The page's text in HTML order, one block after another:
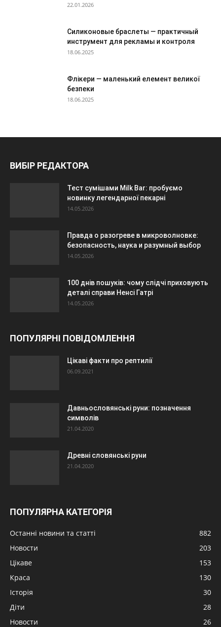
22.01.2026
Силиконовые браслеты — практичный
инструмент для рекламы и контроля
18.06.2025
Флікери — маленький елемент великої
безпеки
18.06.2025
ВИБІР РЕДАКТОРА
Тест сумішами Milk Bar: пробуємо
новинку легендарної пекарні
14.05.2026
Правда о разогреве в микроволновке:
безопасность, наука и разумный выбор
14.05.2026
100 днів пошуків: чому слідчі приховують
деталі справи Ненсі Гатрі
14.05.2026
ПОПУЛЯРНІ ПОВІДОМЛЕННЯ
Цікаві факти про рептилії
06.09.2021
Давньословянські руни: позначення
символів
21.04.2020
Древні словянські руни
21.04.2020
ПОПУЛЯРНА КАТЕГОРІЯ
Останні новини та статті
882
Новости
203
Цікаве
153
Краса
130
Історія
30
Діти
28
Новости
26